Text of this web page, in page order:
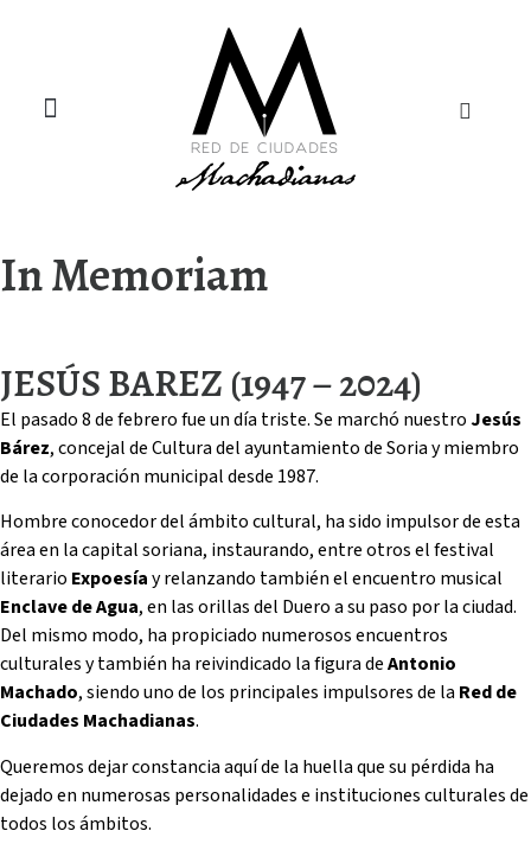
In Memoriam
JESÚS BAREZ (1947 – 2024)
El pasado 8 de febrero fue un día triste. Se marchó nuestroJesús
Bárez, concejal de Cultura del ayuntamiento de Soria y miembro
de la corporación municipal desde 1987.
Hombre conocedor del ámbito cultural, ha sido impulsor de esta
área en la capital soriana, instaurando, entre otros el festival
literario Expoesíay relanzando también el encuentro musical
Enclave de Agua, en las orillas del Duero a su paso por la ciudad.
Del mismo modo, ha propiciado numerosos encuentros
culturales y también ha reivindicado la figura deAntonio
Machado, siendo uno de los principales impulsores de la Red de
Ciudades Machadianas.
Queremos dejar constancia aquí de la huella que su pérdida ha
dejado en numerosas personalidades e instituciones culturales de
todos los ámbitos.